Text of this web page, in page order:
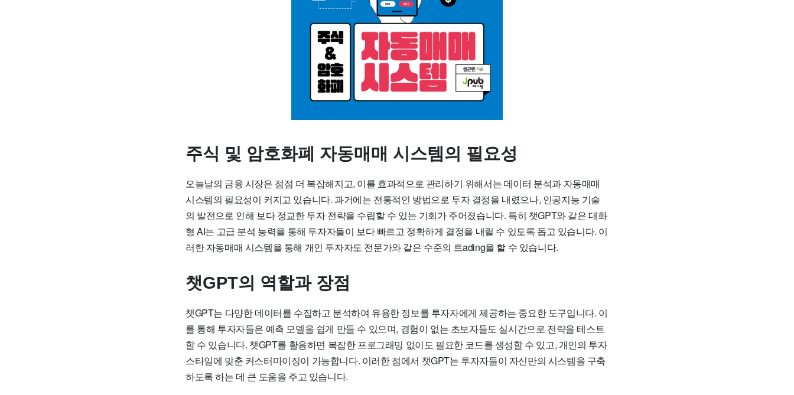
주식 및 암호화폐 자동매매 시스템의 필요성
오늘날의 금융 시장은 점점 더 복잡해지고, 이를 효과적으로 관리하기 위해서는 데이터 분석과 자동매매
시스템의 필요성이 커지고 있습니다. 과거에는 전통적인 방법으로 투자 결정을 내렸으나, 인공지능 기술
의 발전으로 인해 보다 정교한 투자 전략을 수립할 수 있는 기회가 주어졌습니다. 특히 챗GPT와 같은 대화
형 AI는 고급 분석 능력을 통해 투자자들이 보다 빠르고 정확하게 결정을 내릴 수 있도록 돕고 있습니다. 이
러한 자동매매 시스템을 통해 개인 투자자도 전문가와 같은 수준의 트ading을 할 수 있습니다.
챗GPT의 역할과 장점
챗GPT는 다양한 데이터를 수집하고 분석하여 유용한 정보를 투자자에게 제공하는 중요한 도구입니다. 이
를 통해 투자자들은 예측 모델을 쉽게 만들 수 있으며, 경험이 없는 초보자들도 실시간으로 전략을 테스트
할 수 있습니다. 챗GPT를 활용하면 복잡한 프로그래밍 없이도 필요한 코드를 생성할 수 있고, 개인의 투자
스타일에 맞춘 커스터마이징이 가능합니다. 이러한 점에서 챗GPT는 투자자들이 자신만의 시스템을 구축
하도록 하는 데 큰 도움을 주고 있습니다.